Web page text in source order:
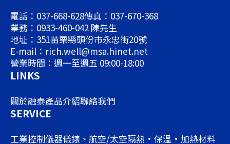
電話：037-668-628傳真：037-670-368
業務：0933-460-042 陳先生
地址：351苗栗縣頭份市永忠街20號
E-mail：rich.well@msa.hinet.net
營業時間：週一至週五 09:00-18:00
LINKS
關於融泰產品介紹聯絡我們
SERVICE
工業控制儀器儀錶、航空/太空隔熱·保溫·加熱材料